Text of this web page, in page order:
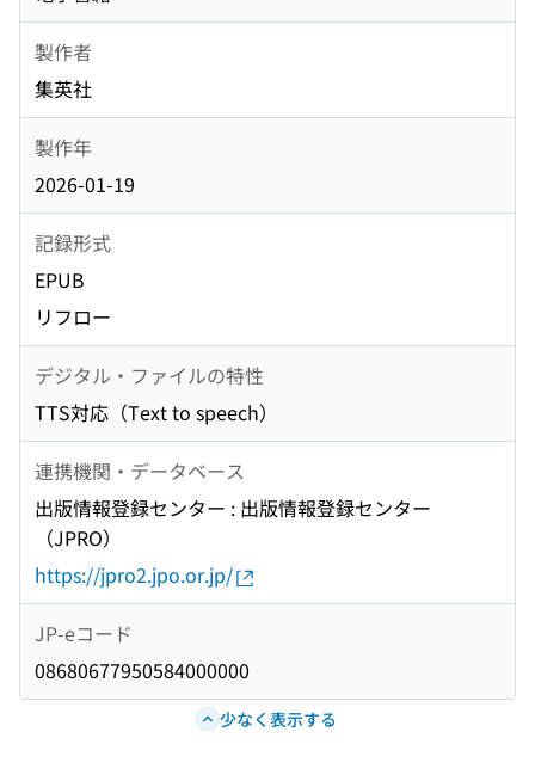
製作者
集英社
製作年
2026-01-19
記録形式
EPUB
リフロー
デジタル・ファイルの特性
TTS対応（Text to speech）
連携機関・データベース
出版情報登録センター : 出版情報登録センター
（JPRO）
https://jpro2.jpo.or.jp/
JP-eコード
08680677950584000000
少なく表示する